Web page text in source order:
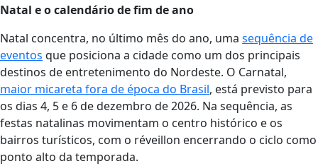
Natal e o calendário de fim de ano
Natal concentra, no último mês do ano, uma sequência de
eventos que posiciona a cidade como um dos principais
destinos de entretenimento do Nordeste. O Carnatal,
maior micareta fora de época do Brasil, está previsto para
os dias 4, 5 e 6 de dezembro de 2026. Na sequência, as
festas natalinas movimentam o centro histórico e os
bairros turísticos, com o réveillon encerrando o ciclo como
ponto alto da temporada.